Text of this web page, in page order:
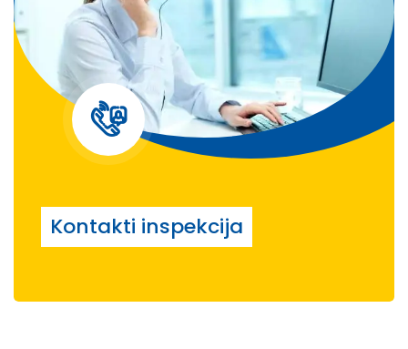
Kontakti inspekcija